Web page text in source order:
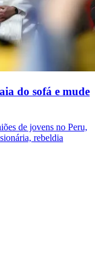
do sofá e mude
de jovens no Peru,
rebeldia